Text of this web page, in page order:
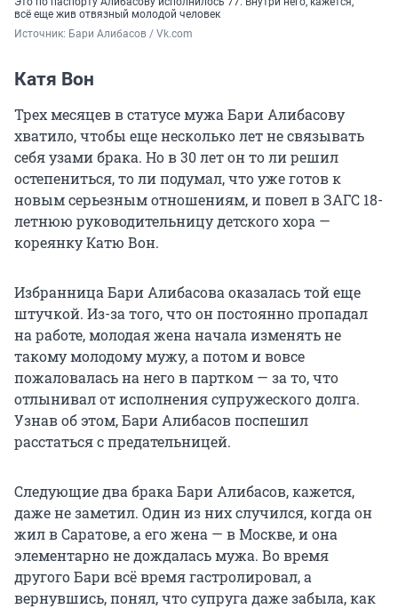
всё еще жив отвязный молодой человек
Источник: Бари Алибасов / Vk.com
Катя Вон
Трех месяцев в статусе мужа Бари Алибасову
хватило, чтобы еще несколько лет не связывать
себя узами брака. Но в 30 лет он то ли решил
остепениться, то ли подумал, что уже готов к
новым серьезным отношениям, и повел в ЗАГС 18-
летнюю руководительницу детского хора —
кореянку Катю Вон.
Избранница Бари Алибасова оказалась той еще
штучкой. Из-за того, что он постоянно пропадал
на работе, молодая жена начала изменять не
такому молодому мужу, а потом и вовсе
пожаловалась на него в партком — за то, что
отлынивал от исполнения супружеского долга.
Узнав об этом, Бари Алибасов поспешил
расстаться с предательницей.
Следующие два брака Бари Алибасов, кажется,
даже не заметил. Один из них случился, когда он
жил в Саратове, а его жена — в Москве, и она
элементарно не дождалась мужа. Во время
другого Бари всё время гастролировал, а
вернувшись, понял, что супруга даже забыла, как